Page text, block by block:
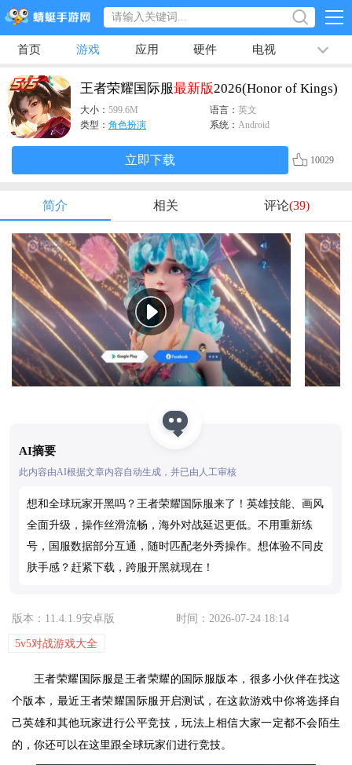
首页 游戏 应用 硬件 电视 排行榜
专题
王者荣耀国际服最新版2026(Honor of Kings)
大小： 599.6M 语言： 英文
类型： 角色扮演 系统： Android
立即下载 10029
简介 相关 评论(39)
AI摘要
此内容由AI根据文章内容自动生成，并已由人工审核
想和全球玩家开黑吗？王者荣耀国际服来了！英雄技能、画风
全面升级，操作丝滑流畅，海外对战延迟更低。不用重新练
号，国服数据部分互通，随时匹配老外秀操作。想体验不同皮
肤手感？赶紧下载，跨服开黑就现在！
版本：11.4.1.9安卓版 时间：2026-07-24 18:14
5v5对战游戏大全
王者荣耀国际服是王者荣耀的国际服版本，很多小伙伴在找这
个版本，最近王者荣耀国际服开启测试，在这款游戏中你将选择自
己英雄和其他玩家进行公平竞技，玩法上相信大家一定都不会陌生
的，你还可以在这里跟全球玩家们进行竞技。